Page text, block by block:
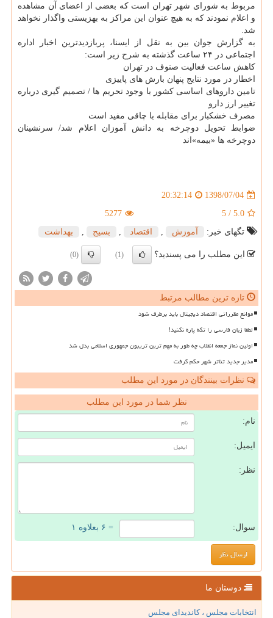
مربوط به شورای شهر تهران است كه بعضی از اعضای آن مشاهده
و اعلام نمودند كه به هیچ عنوان این مراكز به بهزیستی واگذار نخواهد
شد.
به گزارش جوان بین به نقل از ایسنا، پربازدیدترین اخبار اداره
اجتماعی در ۲۴ ساعت گذشته به شرح زیر است:
كاهش ساعت فعالیت صنوف در تهران
اخطار در مورد نتایج پنهان بارش های پاییزی
تامین داروهای اساسی كشور با وجود تحریم ها / تصمیم گیری درباره
تغییر ارز دارو
مصرف خشكبار برای مقابله با چاقی مفید است
ضوابط تحویل دوچرخه به دانش آموزان اعلام شد/ سرنشینان
دوچرخه ها «بیمه»اند
1398/07/04
20:32:14
5.0
/
5
5277
تگهای خبر:
آموزش , اقتصاد , بسیج , بهداشت
این مطلب را می پسندید؟ (1)
(0)
تازه ترین مطالب مرتبط
موانع مقرراتی اقتصاد دیجیتال باید برطرف شود
لطفا زبان فارسی را تکه پاره نکنید!
اولین نماز جمعه انقلاب چه طور به مهم ترین تریبون جمهوری اسلامی بدل شد
مدیر جدید تئاتر شهر حکم گرفت
نظرات بینندگان در مورد این مطلب
نظر شما در مورد این مطلب
نام:
ایمیل:
نظر:
سوال: = ۶ بعلاوه ۱
دوستان ما
انتخابات مجلس ، کاندیدای مجلس